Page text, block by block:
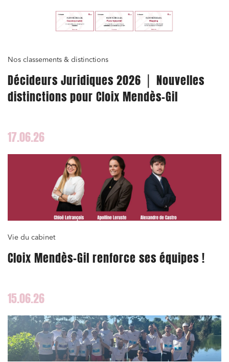
Nos classements & distinctions
Décideurs Juridiques 2026 ⎪ Nouvelles
distinctions pour Cloix Mendès-Gil
17.06.26
Vie du cabinet
Cloix Mendès-Gil renforce ses équipes !
15.06.26